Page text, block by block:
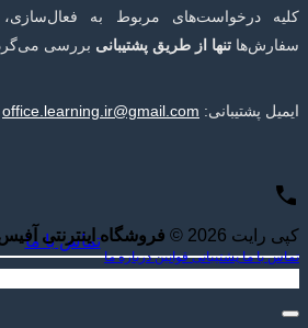
کلیه درخواست‌های مربوط به
سفارش‌ها تنها از طریق پشتیبانی بررسی
ایمیل پشتیبانی: office.learning.ir@gmail.com
تماس با ما کپی رایت 2026 © فروشگاه اینترنتی
تماس با ما پشتیبانی قوانین درباره ما